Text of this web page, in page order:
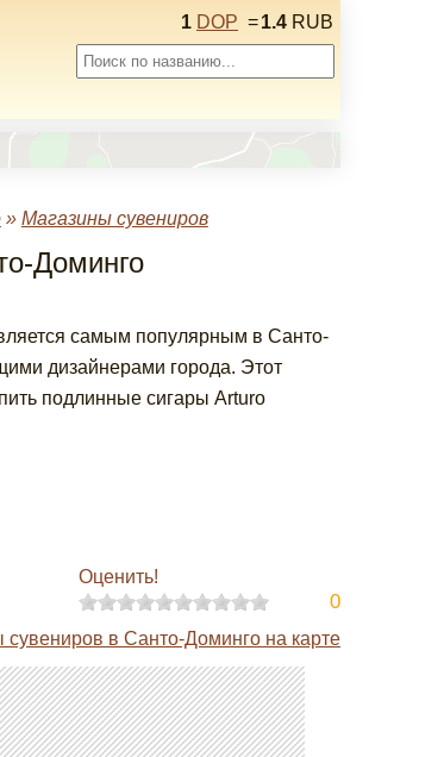
1 DOP =1.4 RUB
» Магазины сувениров
Доминго
самым популярным в Санто-
дизайнерами города. Этот
подлинные сигары Arturo
Оценить!
0
сувениров в Санто-Доминго на карте